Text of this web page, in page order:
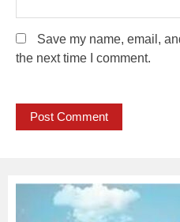
Save my name, email,
the next time I comment.